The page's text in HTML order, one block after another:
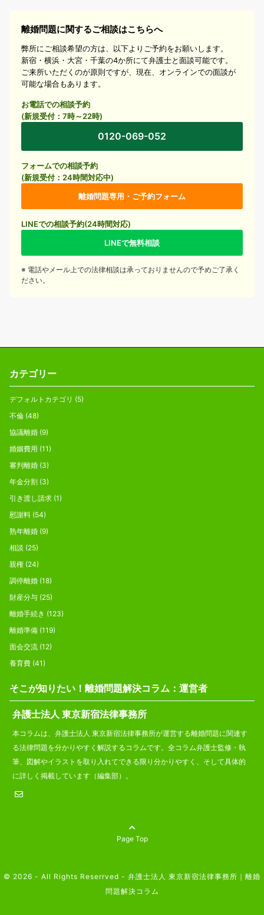
離婚問題に関するご相談はこちらへ
弊所にご相談希望の方は、以下よりご予約をお願いします。
新宿・横浜・大宮・千葉の4か所にて弁護士と面談可能です。
ご来所いただくのが原則ですが、現在、オンラインでの面談が
可能な場合もあります。
お電話での相談予約
(新規受付：7時～22時)
0120-069-052
フォームでの相談予約
(新規受付：24時間対応中)
離婚問題専用・ご予約フォーム
LINEでの相談予約(24時間対応)
LINEで無料相談
※ 電話やメール上での法律相談は承っておりませんので予めご了承く
ださい。
カテゴリー
デフォルトカテゴリ (5)
不倫 (48)
協議離婚 (9)
婚姻費用 (11)
審判離婚 (3)
年金分割 (3)
引き渡し請求 (1)
慰謝料 (54)
熟年離婚 (9)
相談 (25)
親権 (24)
調停離婚 (18)
財産分与 (25)
離婚手続き (123)
離婚準備 (119)
面会交流 (12)
養育費 (41)
そこが知りたい！離婚問題解決コラム：運営者
弁護士法人 東京新宿法律事務所
本コラムは、弁護士法人 東京新宿法律事務所が運営する離婚問題に関連す
る法律問題を分かりやすく解説するコラムです。全コラム弁護士監修・執
筆、図解やイラストを取り入れてできる限り分かりやすく、そして具体的
に詳しく掲載しています（編集部）。
Page Top
© 2026 - All Rights Reserrved - 弁護士法人 東京新宿法律事務所｜離婚
問題解決コラム